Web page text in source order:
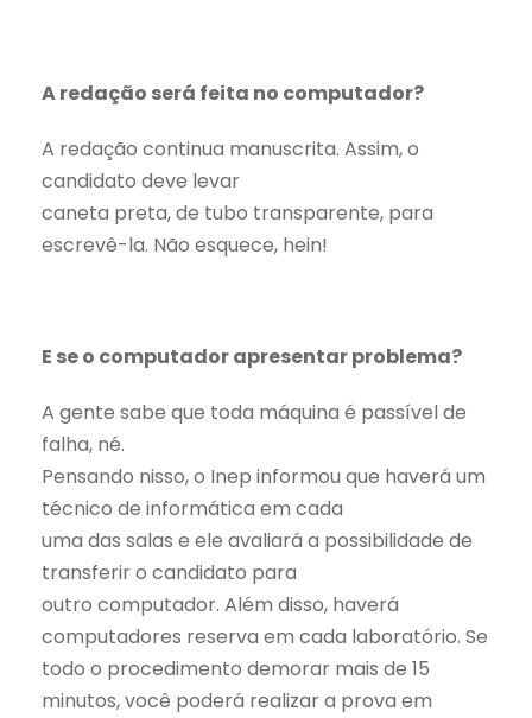
A redação será feita no computador?
A redação continua manuscrita. Assim, o
candidato deve levar
caneta preta, de tubo transparente, para
escrevê-la. Não esquece, hein!
E se o computador apresentar problema?
A gente sabe que toda máquina é passível de
falha, né.
Pensando nisso, o Inep informou que haverá um
técnico de informática em cada
uma das salas e ele avaliará a possibilidade de
transferir o candidato para
outro computador. Além disso, haverá
computadores reserva em cada laboratório. Se
todo o procedimento demorar mais de 15
minutos, você poderá realizar a prova em